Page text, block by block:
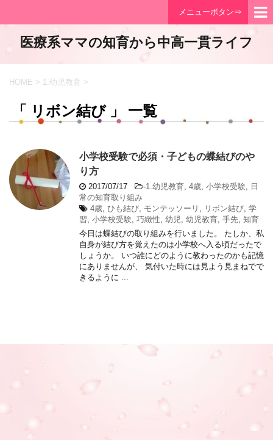
メニューボタン⇒
医療系ママの知育から中高一貫ライフ
HOME > 1.幼児教育 >
「 リボン結び 」 一覧
小学校受験で必須・子どもの蝶結びのや
り方
2017/07/17 -1.幼児教育, 4歳, 小学校受験, 日
常の知育取り組み
4歳, ひも結び, モンテッソーリ , リボン結び, 学
習, 小学校受験, 巧緻性, 幼児, 幼児教育, 手先, 知育
今日は蝶結びの取り組みを行いました。 たしか、私
自身が結び方を覚えたのは小学校へ入る頃だったで
しょうか。 いつ誰にどのように教わったのかも記憶
にありませんが、 気付いた時には見よう見まねでで
きるように ...